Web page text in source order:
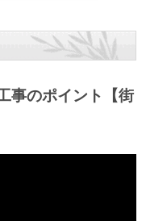
事のポイント【街